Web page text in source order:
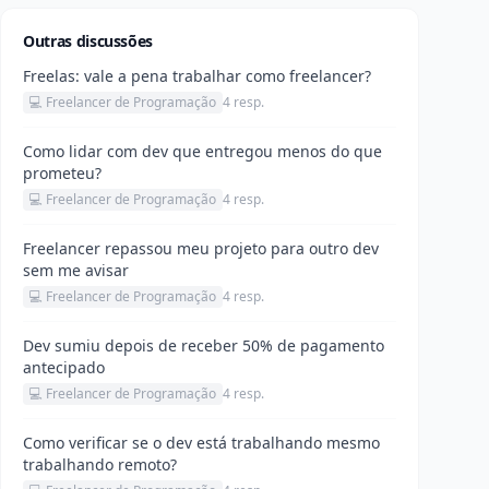
Outras discussões
Freelas: vale a pena trabalhar como freelancer?
💻 Freelancer de Programação 4 resp.
Como lidar com dev que entregou menos do que
prometeu?
💻 Freelancer de Programação 4 resp.
Freelancer repassou meu projeto para outro dev
sem me avisar
💻 Freelancer de Programação 4 resp.
Dev sumiu depois de receber 50% de pagamento
antecipado
💻 Freelancer de Programação 4 resp.
Como verificar se o dev está trabalhando mesmo
trabalhando remoto?